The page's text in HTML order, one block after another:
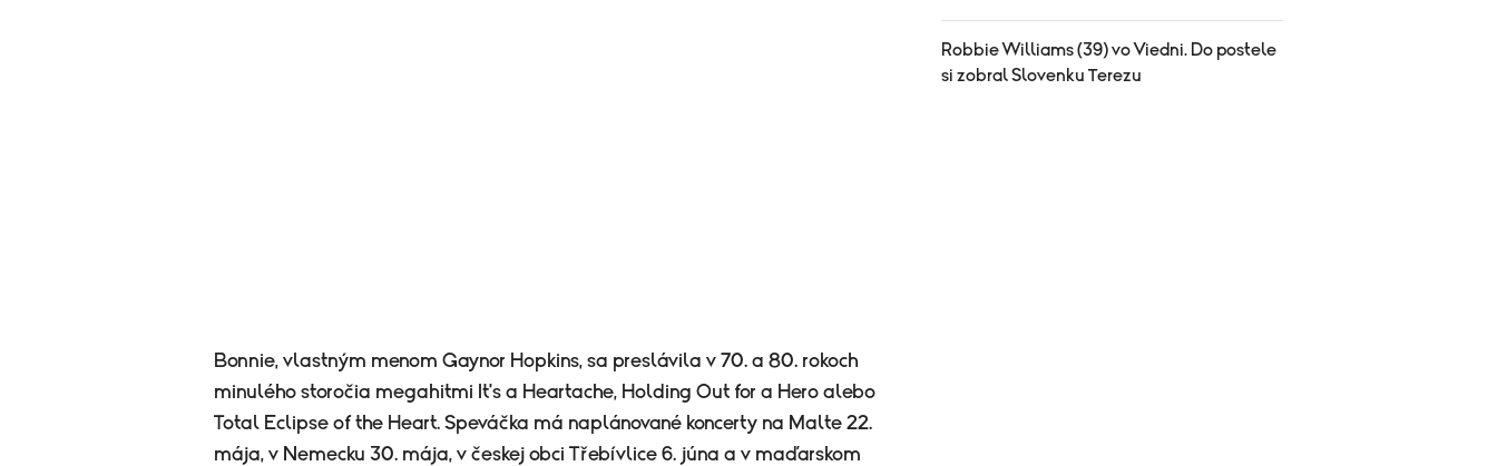
Bonnie, vlastným menom Gaynor Hopkins, sa preslávila v 70. a 80. rokoch
minulého storočia megahitmi It's a Heartache, Holding Out ​for a Hero alebo
Total Eclipse of the Heart. Speváčka má naplánované koncerty na Malte 22.
mája, v Nemecku 30. mája, v českej obci Třebívlice 6. júna a v maďarskom
Robbie Williams (39) vo Viedni. Do postele
si zobral Slovenku Terezu